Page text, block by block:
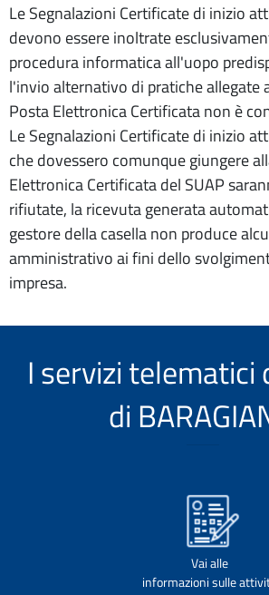
Le Segnalazioni Certificate di inizio
devono essere inoltrate
procedura informatica all'uopo
l'invio alternativo di pratiche allegate
Posta Elettronica Certificata non è
Le Segnalazioni Certificate di inizio
che dovessero comunque giungere
Elettronica Certificata del SUAP
rifiutate, la ricevuta generata
gestore della casella non produce
amministrativo ai fini dello
impresa.
I servizi telematici
di
Vai alle
informazioni sulle